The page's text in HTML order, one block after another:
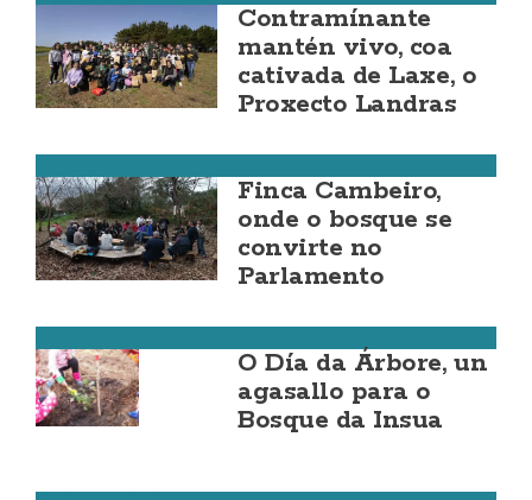
Contramínante
mantén vivo, coa
cativada de Laxe, o
Proxecto Landras
Finca Cambeiro,
onde o bosque se
convirte no
Parlamento
O Día da Árbore, un
agasallo para o
Bosque da Insua